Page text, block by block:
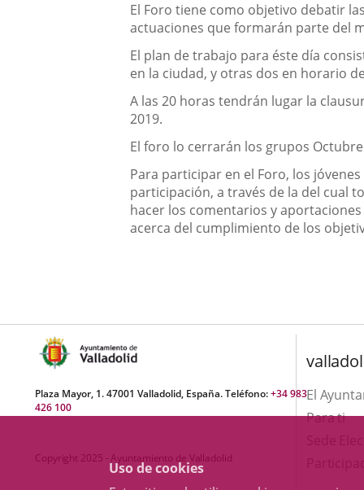
Uso de cookies
El Foro tiene como objetivo debatir
actuaciones que formarán parte del
El plan de trabajo para éste día
en la ciudad, y otras dos en horario
A las 20 horas tendrán lugar la
2019.
El foro lo cerrarán los grupos
Para participar en el Foro, los
participación, a través de la del cual
hacer los comentarios y
acerca del cumplimiento de los
Plaza Mayor, 1. 47001 Valladolid, España. Teléfono:+34 983
426 100
Copyright 2025 - Ayuntamiento de Valladolid
El
Para ti